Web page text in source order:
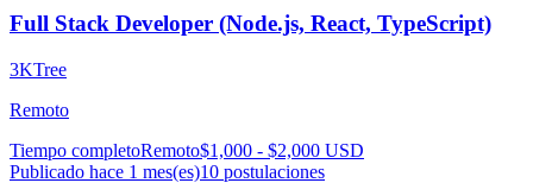
Full Stack Developer (Node.js, React, TypeScript)
3KTree
Remoto
Tiempo completoRemoto$1,000 - $2,000 USD
Publicado hace 1 mes(es)10 postulaciones